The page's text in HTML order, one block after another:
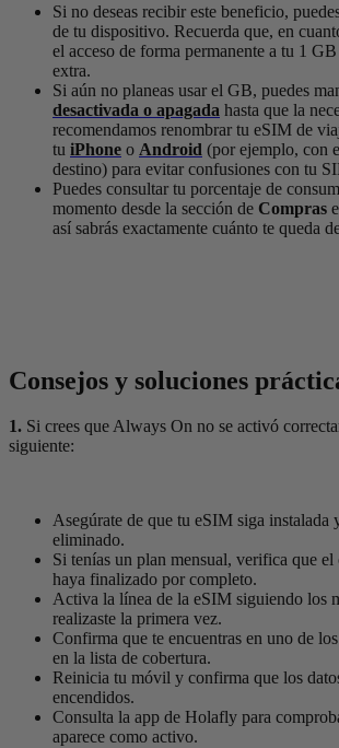
Si no deseas recibir este beneficio,
de tu dispositivo. Recuerda que, en
el acceso de forma permanente a tu 1
extra.
Si aún no planeas usar el GB, puedes
desactivada o apagada hasta que la
recomendamos renombrar tu eSIM de
tu iPhone o Android (por ejemplo, con
destino) para evitar confusiones con tu
Puedes consultar tu porcentaje de
momento desde la sección de Compras
así sabrás exactamente cuánto te queda
Consejos y soluciones
1. Si crees que Always On no se activó
siguiente:
Asegúrate de que tu eSIM siga instalada
eliminado.
Si tenías un plan mensual, verifica que
haya finalizado por completo.
Activa la línea de la eSIM siguiendo los
realizaste la primera vez.
Confirma que te encuentras en uno de
en la lista de cobertura.
Reinicia tu móvil y confirma que los
encendidos.
Consulta la app de Holafly para
aparece como activo.